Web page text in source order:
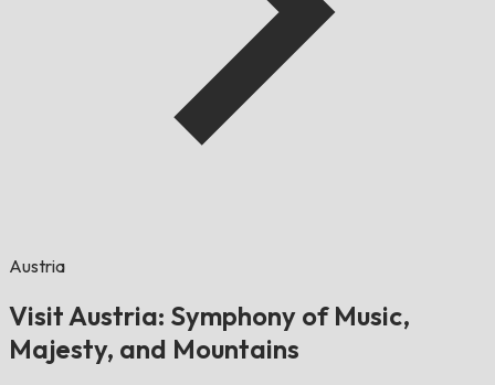
Austria
Visit Austria: Symphony of Music,
Majesty, and Mountains